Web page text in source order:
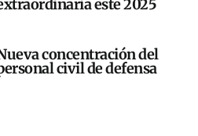
este 2025
concentración del
civil de defensa